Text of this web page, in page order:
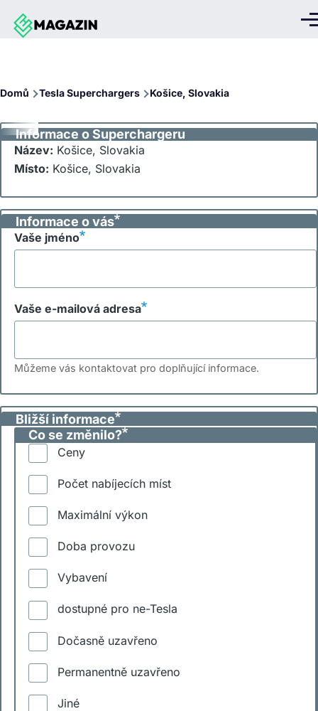
Přejít k hlavnímu obsahu
Domů Tesla Superchargers Košice, Slovakia
Informace o Superchargeru
Název: Košice, Slovakia
Místo: Košice, Slovakia
Informace o vás
Vaše jméno
Vaše e-mailová adresa
Můžeme vás kontaktovat pro doplňující informace.
Bližší informace
Co se změnilo?
Ceny
Počet nabíjecích míst
Maximální výkon
Doba provozu
Vybavení
dostupné pro ne-Tesla
Dočasně uzavřeno
Permanentně uzavřeno
Jiné